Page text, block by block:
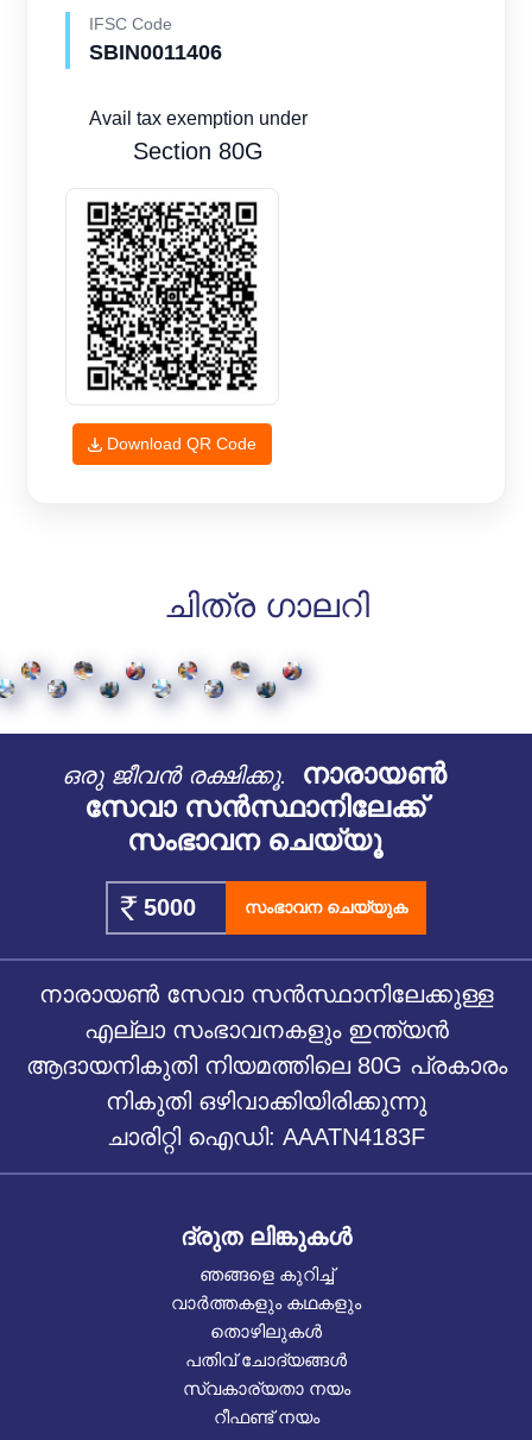
IFSC Code
SBIN0011406
Avail tax exemption under
Section 80G
Download QR Code
ചിത്ര ഗാലറി
ഒരു ജീവൻ രക്ഷിക്കൂ.
നാരായൺ
സേവാ സൻസ്ഥാനിലേക്ക്
സംഭാവന ചെയ്യൂ
സംഭാവന ചെയ്യുക
നാരായൺ സേവാ സൻസ്ഥാനിലേക്കുള്ള
എല്ലാ സംഭാവനകളും ഇന്ത്യൻ
ആദായനികുതി നിയമത്തിലെ 80G പ്രകാരം
നികുതി ഒഴിവാക്കിയിരിക്കുന്നു
ചാരിറ്റി ഐഡി: AAATN4183F
ദ്രുത ലിങ്കുകൾ
ഞങ്ങളെ കുറിച്ച്
വാർത്തകളും കഥകളും
തൊഴിലുകൾ
പതിവ് ചോദ്യങ്ങൾ
സ്വകാര്യതാ നയം
റീഫണ്ട് നയം